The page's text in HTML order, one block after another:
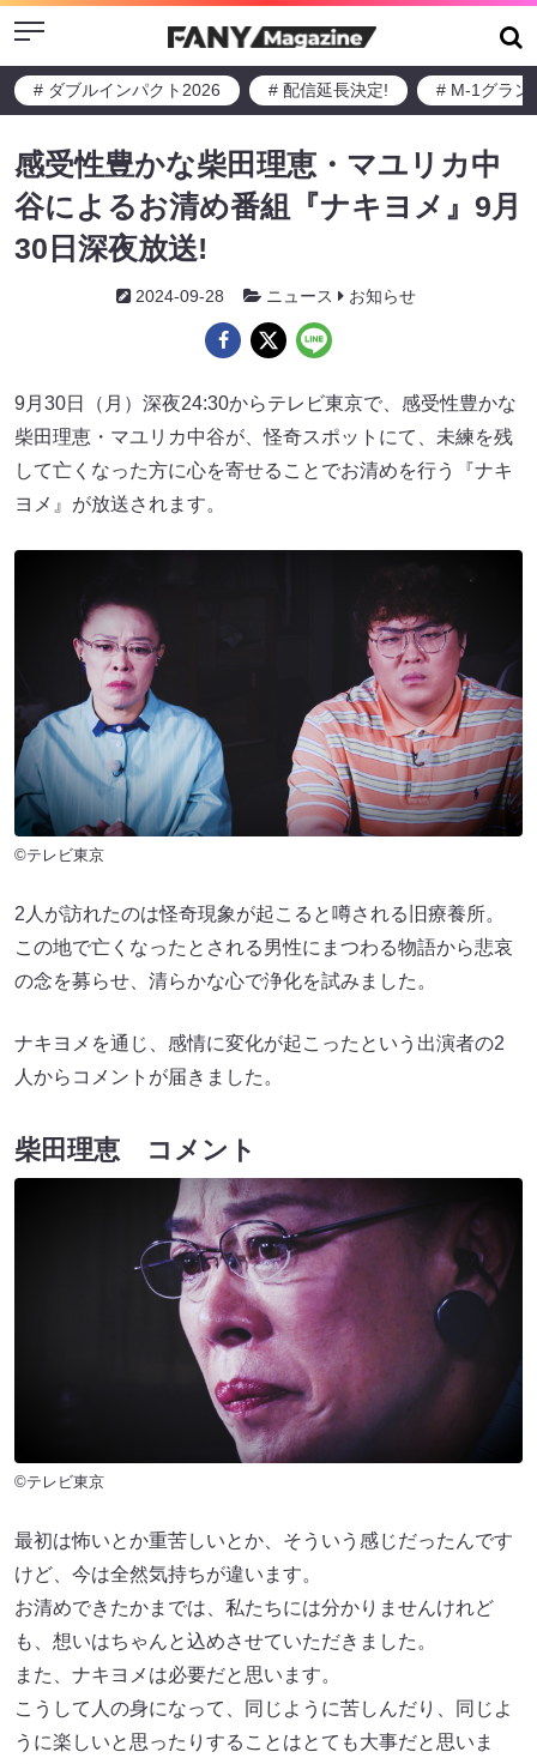
Menu
# ダブルインパクト2026 # 配信延長決定! # M-1グラン
感受性豊かな柴田理恵・マユリカ中
谷によるお清め番組『ナキヨメ』9月
30日深夜放送!
2024-09-28 ニュース お知らせ
9月30日（月）深夜24:30からテレビ東京で、感受性豊かな
柴田理恵・マユリカ中谷が、怪奇スポットにて、未練を残
して亡くなった方に心を寄せることでお清めを行う『ナキ
ヨメ』が放送されます。
©テレビ東京
2人が訪れたのは怪奇現象が起こると噂される旧療養所。
この地で亡くなったとされる男性にまつわる物語から悲哀
の念を募らせ、清らかな心で浄化を試みました。
ナキヨメを通じ、感情に変化が起こったという出演者の2
人からコメントが届きました。
柴田理恵 コメント
©テレビ東京
最初は怖いとか重苦しいとか、そういう感じだったんです
けど、今は全然気持ちが違います。
お清めできたかまでは、私たちには分かりませんけれど
も、想いはちゃんと込めさせていただきました。
また、ナキヨメは必要だと思います。
こうして人の身になって、同じように苦しんだり、同じよ
うに楽しいと思ったりすることはとても大事だと思いま